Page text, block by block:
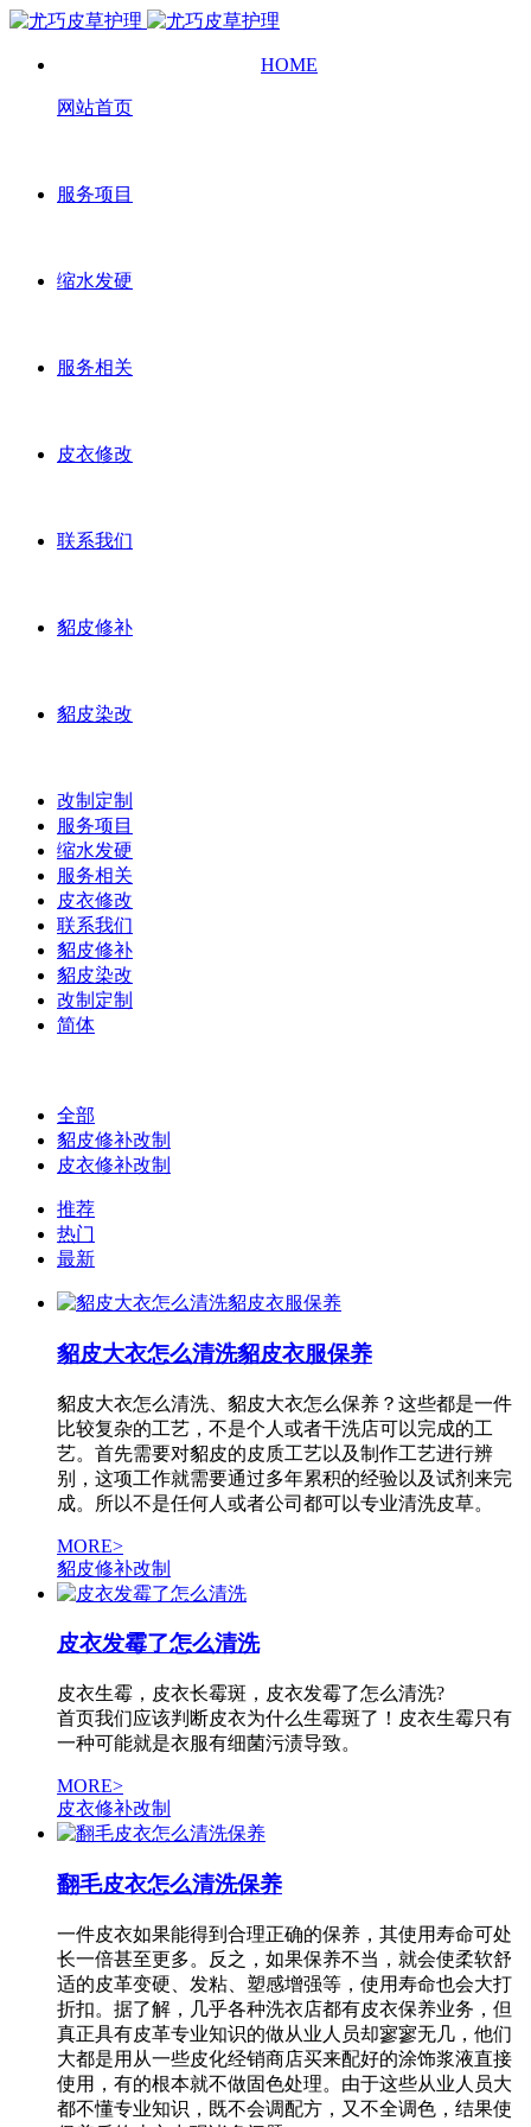
HOME
网站首页
服务项目
缩水发硬
服务相关
皮衣修改
联系我们
貂皮修补
貂皮染改
改制定制
服务项目
缩水发硬
服务相关
皮衣修改
联系我们
貂皮修补
貂皮染改
改制定制
简体
全部
貂皮修补改制
皮衣修补改制
推荐
热门
最新
貂皮大衣怎么清洗貂皮衣服保养
貂皮大衣怎么清洗、貂皮大衣怎么保养？这些都是一件
比较复杂的工艺，不是个人或者干洗店可以完成的工
艺。首先需要对貂皮的皮质工艺以及制作工艺进行辨
别，这项工作就需要通过多年累积的经验以及试剂来完
成。所以不是任何人或者公司都可以专业清洗皮草。
MORE>
貂皮修补改制
皮衣发霉了怎么清洗
皮衣生霉，皮衣长霉斑，皮衣发霉了怎么清洗?
首页我们应该判断皮衣为什么生霉斑了！皮衣生霉只有
一种可能就是衣服有细菌污渍导致。
MORE>
皮衣修补改制
翻毛皮衣怎么清洗保养
一件皮衣如果能得到合理正确的保养，其使用寿命可处
长一倍甚至更多。反之，如果保养不当，就会使柔软舒
适的皮革变硬、发粘、塑感增强等，使用寿命也会大打
折扣。据了解，几乎各种洗衣店都有皮衣保养业务，但
真正具有皮革专业知识的做从业人员却寥寥无几，他们
大都是用从一些皮化经销商店买来配好的涂饰浆液直接
使用，有的根本就不做固色处理。由于这些从业人员大
都不懂专业知识，既不会调配方，又不全调色，结果使